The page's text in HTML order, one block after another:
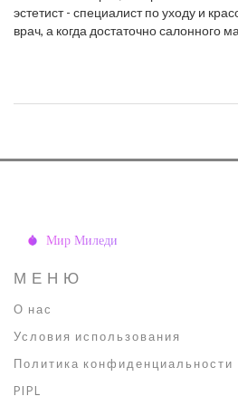
эстетист - специалист по уходу и
врач, а когда достаточно салонного
МЕНЮ
О нас
Условия использования
Политика конфиденциальности
PIPL